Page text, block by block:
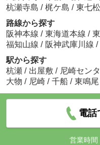
杭瀬寺島 / 梶ケ島 / 東七
路線から探す
阪神本線 / 東海道本線 /
福知山線 / 阪神武庫川線 /
駅から探す
杭瀬 / 出屋敷 / 尼崎セン
大物 / 尼崎 / 千船 / 東鳴尾
電話
営業時間